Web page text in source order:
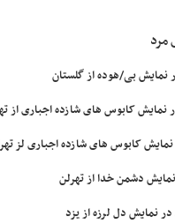
مرد
نمایش بی/هوده از گلستان
کابوس های شازده اجباری از
کابوس های شازده اجباری لز
دشمن خدا از تهرلن
نمایش دل لرزه از یزد